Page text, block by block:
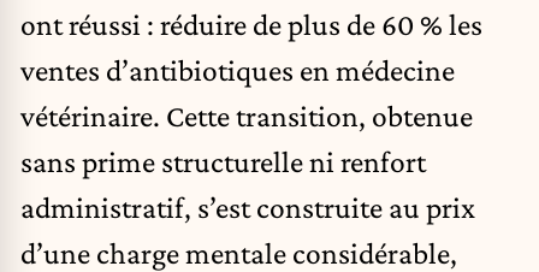
ont réussi : réduire de plus de 60 % les
ventes d’antibiotiques en médecine
vétérinaire. Cette transition, obtenue
sans prime structurelle ni renfort
administratif, s’est construite au prix
d’une charge mentale considérable,